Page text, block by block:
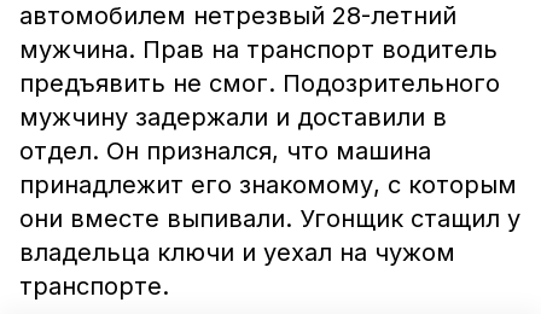
автомобилем нетрезвый 28-летний
мужчина. Прав на транспорт водитель
предъявить не смог. Подозрительного
мужчину задержали и доставили в
отдел. Он признался, что машина
принадлежит его знакомому, с которым
они вместе выпивали. Угонщик стащил у
владельца ключи и уехал на чужом
транспорте.